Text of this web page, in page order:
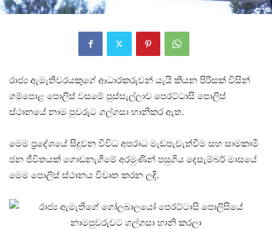
රාජ්‍ය ඇමැතිවරයකුගේ ආධාරකරුවන් යැයි කියන පිරිසක් විසින්
ගම්පොළ පොලිස් වසමේ පුස්සැල්ලාව පෙරට්ටාසි පොලිස්
ස්ථානයේ නාම පුවරුට ගල්ගසා හානිකර ඇත.
මෙම ප‍්‍රදේශයේ සිදුවන විවිධ අපරාධ මැඩපැවැත්වීම සහ සාමකාමී
ජන ජීවිතයක් ගොඩනැගීමේ අරමුණින් පසුගිය දෙසැම්බර් මාසයේ
මෙම පොලිස් ස්ථානය විවෘත කරන ලදි.